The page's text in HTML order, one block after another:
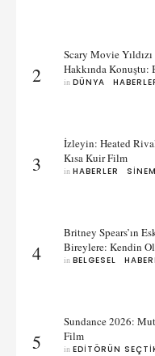
2
Scary Movie
Hakkında Konuştu:
in DÜNYA
3
İzleyin: Heated
Kısa Kuir Film
in HABERLER
4
Britney Spears’ın
Bireylere: Kendin
in BELGESEL
5
Sundance 2026:
Film
in EDITÖRÜN